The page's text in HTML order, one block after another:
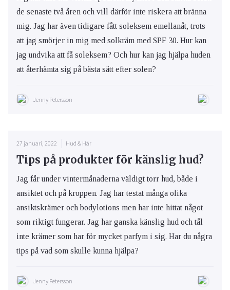
de senaste två åren och vill därför inte riskera att bränna
mig. Jag har även tidigare fått soleksem emellanåt, trots
att jag smörjer in mig med solkräm med SPF 30. Hur kan
jag undvika att få soleksem? Och hur kan jag hjälpa huden
att återhämta sig på bästa sätt efter solen?
Jenny Petersson
27 januari, 2022 Hud & Hår
Tips på produkter för känslig hud?
Jag får under vintermånaderna väldigt torr hud, både i
ansiktet och på kroppen. Jag har testat många olika
ansiktskrämer och bodylotions men har inte hittat något
som riktigt fungerar. Jag har ganska känslig hud och tål
inte krämer som har för mycket parfym i sig. Har du några
tips på vad som skulle kunna hjälpa?
Jenny Petersson